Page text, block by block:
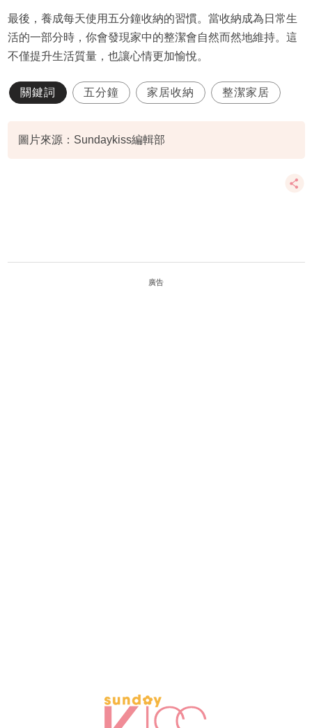
最後，養成每天使用五分鐘收納的習慣。當收納成為日常生
活的一部分時，你會發現家中的整潔會自然而然地維持。這
不僅提升生活質量，也讓心情更加愉悅。
關鍵詞 五分鐘 家居收納 整潔家居
圖片來源：Sundaykiss編輯部
廣告